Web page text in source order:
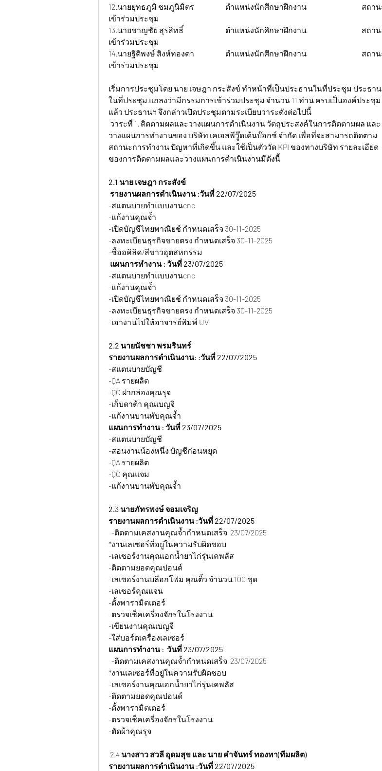
12.นายยุทธภูมิ ชมภูนิมิตร 		ตำแหน่งนักศึกษาฝึกงาน 			สถานะ
เข้าร่วมประชุม
13.นายชาญชัย สุรสิทธิ์ 			ตำแหน่งนักศึกษาฝึกงาน 			สถานะ
เข้าร่วมประชุม
14.นายฐิติพงษ์ สิงห์ทองดา 		ตำแหน่งนักศึกษาฝึกงาน 			สถานะ
เข้าร่วมประชุม
เริ่มการประชุมโดย นาย เจษฎา กระสังข์ ทำหน้าที่เป็นประธานในที่ประชุม ประธาน
ในที่ประชุม แถลงว่ามีกรรมการเข้าร่วมประชุม จำนวน 11 ท่าน ครบเป็นองค์ประชุม
แล้ว ประธานฯ จึงกล่าวเปิดประชุมตามระเบียบวาระดังต่อไปนี้
วาระที่ 1. ติดตามผลและวางแผนการดำเนินงาน วัตถุประสงค์ในการติดตามผล และ
วางแผนการทำงานของ บริษัท เคเอสพีวู๊ดเด้นบ๊อกซ์ จำกัด เพื่อที่จะสามารถติดตาม
สถานะการทำงาน ปัญหาที่เกิดขึ้น และใช้เป็นตัววัด KPI ของทางบริษัท รายละเอียด
ของการติดตามผลและวางแผนการดำเนินงานมีดังนี้
2.1 นาย เจษฎา กระสังข์
รายงานผลการดำเนินงาน :วันที่ 22/07/2025
-สแตนบายทำแบบงานcnc
-แก้งานคุณจ้ำ
-เปิดบัญชีไทยพาณิยช์ กำหนดเสร็จ 30-11-2025
-ลงทะเบียนธุรกิจขายตรง กำหนดเสร็จ 30-11-2025
-ซื้ออคิลิค/สีขาวอุตสหกรรม
แผนการทำงาน : วันที่ 23/07/2025
-สแตนบายทำแบบงานcnc
-แก้งานคุณจ้ำ
-เปิดบัญชีไทยพาณิยช์ กำหนดเสร็จ 30-11-2025
-ลงทะเบียนธุรกิจขายตรง กำหนดเสร็จ 30-11-2025
-เอางานไปให้อาจารย์พิมพ์ UV
2.2 นายนัชชา พรมรินทร์
รายงานผลการดำเนินงาน: :วันที่ 22/07/2025
-สแตนบายบัญชี
-QA รายผลิต
-QC ฝากล่องคุณรุจ
-เก็บดาต้า คุณเบญจิ
-แก้งานบานพับคุณจ้ำ
แผนการทำงาน : วันที่ 23/07/2025
-สแตนบายบัญชี
-สอนงานน้องหนึ่ง บัญชีก่อนหยุด
-QA รายผลิต
-QC คุณแจม
-แก้งานบานพับคุณจ้ำ
2.3 นายภัทรพงษ์ จอมเจริญ
รายงานผลการดำเนินงาน :วันที่ 22/07/2025
-ติดตามเคสงานคุณจ้ำกำหนดเสร็จ  23/07/2025
*งานเลเซอร์ที่อยู่ในความรับผิดชอบ
-เลเซอร์งานคุณเอกน้ำยาไก่รุ่นเคพลัส
-ติดตามยอดคุณปอนด์
-เลเซอร์งานบลีอกโฟม คุณติ้ว จำนวน 100 ชุด
-เลเซอร์คุณแจน
-ตั้งพารามิตเตอร์
-ตรวจเช็คเครื่องจักรในโรงงาน
-เขียนงานคุณเบญจี
-ใส่บอร์ดเครื่องเลเซอร์
แผนการทำงาน :  วันที่ 23/07/2025
-ติดตามเคสงานคุณจ้ำกำหนดเสร็จ  23/07/2025
*งานเลเซอร์ที่อยู่ในความรับผิดชอบ
-เลเซอร์งานคุณเอกน้ำยาไก่รุ่นเคพลัส
-ติดตามยอดคุณปอนด์
-ตั้งพารามิตเตอร์
-ตรวจเช็คเครื่องจักรในโรงงาน
-ตัดผ้าคุณรุจ
2.4 นางสาว สวลี อุดมสุข และ นาย คำจันทร์ ทองทา(ทีมผลิต)
รายงานผลการดำเนินงาน :วันที่ 22/07/2025